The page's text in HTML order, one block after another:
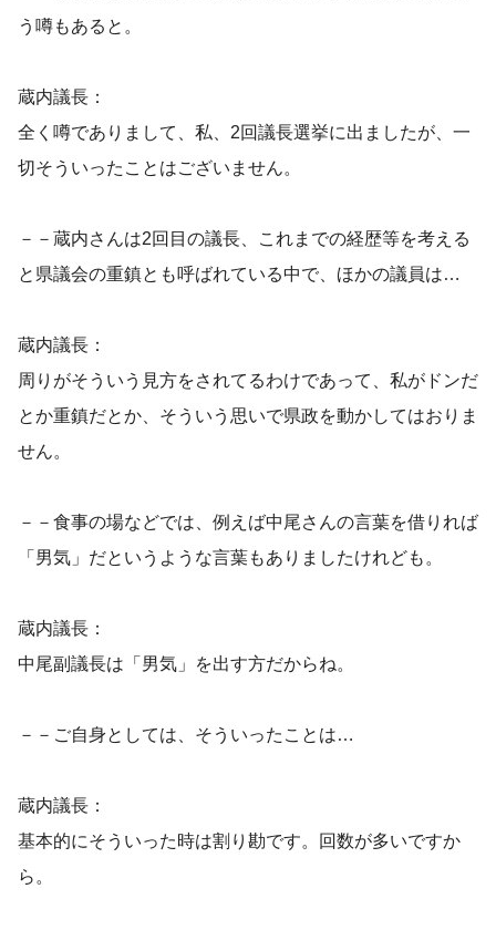
う噂もあると。
蔵内議長：
全く噂でありまして、私、2回議長選挙に出ましたが、一
切そういったことはございません。
－－蔵内さんは2回目の議長、これまでの経歴等を考える
と県議会の重鎮とも呼ばれている中で、ほかの議員は…
蔵内議長：
周りがそういう見方をされてるわけであって、私がドンだ
とか重鎮だとか、そういう思いで県政を動かしてはおりま
せん。
－－食事の場などでは、例えば中尾さんの言葉を借りれば
「男気」だというような言葉もありましたけれども。
蔵内議長：
中尾副議長は「男気」を出す方だからね。
－－ご自身としては、そういったことは…
蔵内議長：
基本的にそういった時は割り勘です。回数が多いですか
ら。